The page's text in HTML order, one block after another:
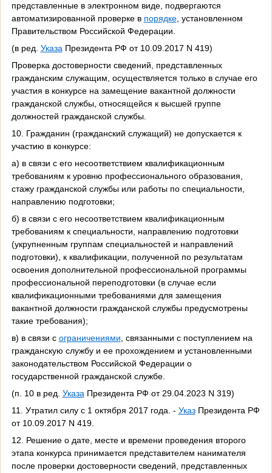
представленные в электронном виде, подвергаются
автоматизированной проверке в порядке, установленном
Правительством Российской Федерации.
(в ред. УказаПрезидента РФ от 10.09.2017 N 419)
Проверка достоверности сведений, представленных
гражданским служащим, осуществляется только в случае его
участия в конкурсе на замещение вакантной должности
гражданской службы, относящейся к высшей группе
должностей гражданской службы.
10. Гражданин (гражданский служащий) не допускается к
участию в конкурсе:
а) в связи с его несоответствием квалификационным
требованиям к уровню профессионального образования,
стажу гражданской службы или работы по специальности,
направлению подготовки;
б) в связи с его несоответствием квалификационным
требованиям к специальности, направлению подготовки
(укрупненным группам специальностей и направлений
подготовки), к квалификации, полученной по результатам
освоения дополнительной профессиональной программы
профессиональной переподготовки (в случае если
квалификационными требованиями для замещения
вакантной должности гражданской службы предусмотрены
такие требования);
в) в связи с ограничениями, связанными с поступлением на
гражданскую службу и ее прохождением и установленными
законодательством Российской Федерации о
государственной гражданской службе.
(п. 10 в ред. УказаПрезидента РФ от 29.04.2023 N 319)
11. Утратил силу с 1 октября 2017 года. - УказПрезидента РФ
от 10.09.2017 N 419.
12. Решение о дате, месте и времени проведения второго
этапа конкурса принимается представителем нанимателя
после проверки достоверности сведений, представленных